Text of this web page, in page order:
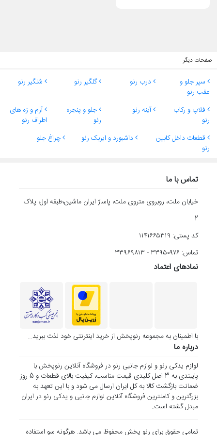
صفحات دیگر
سپر جلو و
عقب رنو
درب رنو گلگیر رنو شلگیر رنو
فلاپ و رکاب
رنو
آینه رنو
جلو و پنجره
رنو
آرم و زه های
اطراف رنو
قطعات داخل کابین
رنو
داشبورد و ایربک رنو چراغ جلو
تماس با ما
خیابان ملت، روبروی متروی ملت، پاساژ ایران ماشین،طبقه اول، پلاک
2
کد پستی: ۱۱۴۱۶۶۵۳۱۹
تماس: ۳۳۹۵۰۹۷۶ - ۳۳۹۶۹۸۱۳
نمادهای اعتماد
با اطمینان به مجموعه رنوپخش از خرید اینترنتی خود لذت ببرید…
درباره ما
لوازم یدکی رنو و لوازم جانبی رنو در فروشگاه آنلاین رنوپخش با
پایبندی به 3 اصل کلیدی قیمت مناسب، کیفیت بالای قطعات و 5 روز
ضمانت بازگشت کالا به کل ایران ارسال می شود و با این تعهد به
بزرگترین و کاملترین فروشگاه آنلاین لوازم جانبی و یدکی رنو در ایران
مبدل گشته است.
تمامی حقوق برای رنو پخش محفوظ می باشد. هرگونه سو استفاده